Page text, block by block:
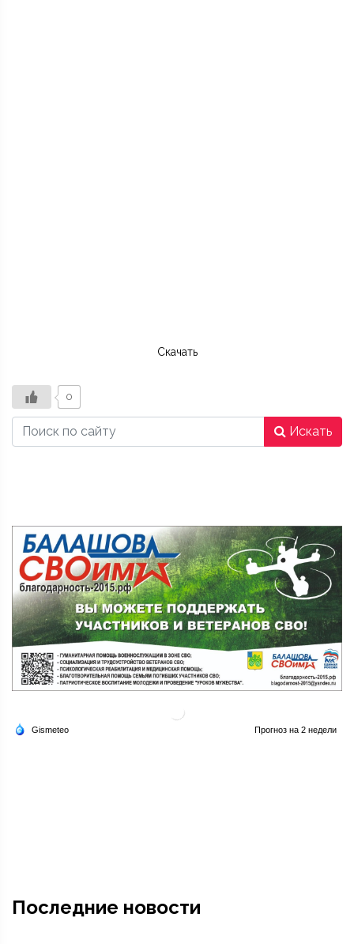
Скачать
0
Искать
Последние новости